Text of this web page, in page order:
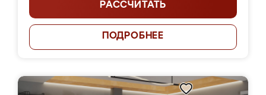
РАССЧИТАТЬ
ПОДРОБНЕЕ